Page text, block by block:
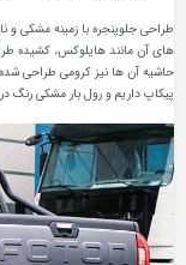
طراحی جلوپنجره با زمینه مشکی و
های آن مانند هایلوکس، کشیده
پیکاپ داریم و رول بار مشکی رنگ